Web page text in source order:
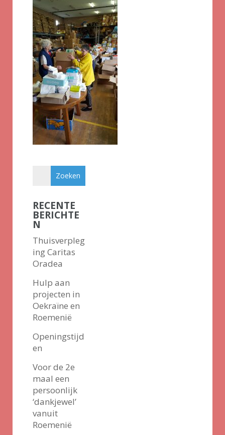
RECENTE
BERICHTE
N
Thuisverpleg
ing Caritas
Oradea
Hulp aan
projecten in
Oekraïne en
Roemenië
Openingstijd
en
Voor de 2e
maal een
persoonlijk
‘dankjewel’
vanuit
Roemenië